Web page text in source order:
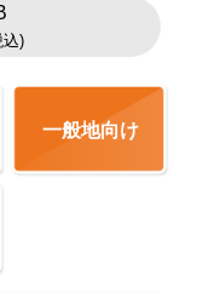
込)
一般地向け